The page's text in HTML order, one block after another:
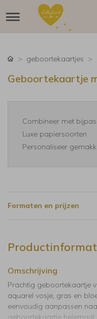
geboortekaartjes
Geboortekaartje
Combineer met
Luxe papiersoorten
Personaliseer
Formaten en prijzen
Omschrijving
Prachtig geboortekaartje
aquarel vosje, gras en
eenvoudig aanpassen
geboortekaartje helemaal